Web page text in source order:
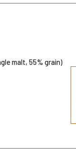
malt, 55% grain)